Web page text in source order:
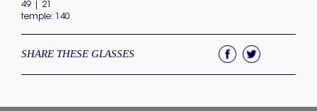
49 | 21
temple: 140
SHARE THESE GLASSES